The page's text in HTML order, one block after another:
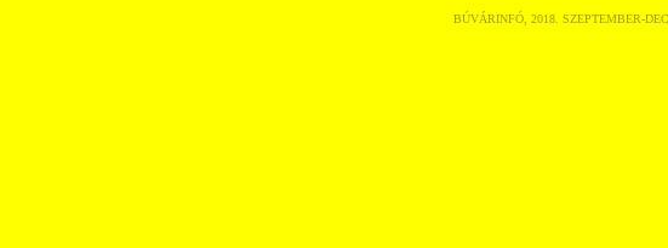
BÚVÁRINFÓ, 2018. SZEPTEMBER-